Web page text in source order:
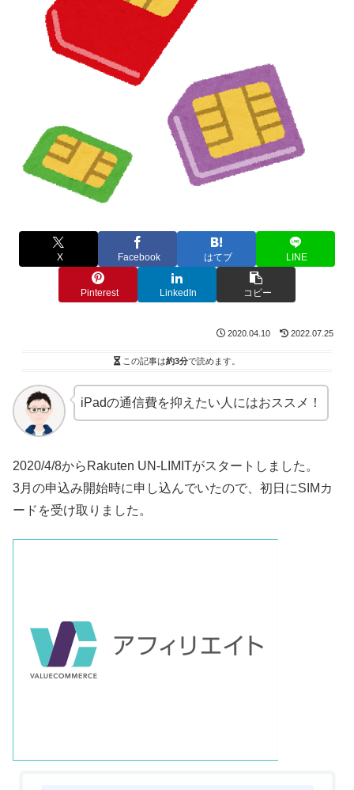
X Facebook はてブ LINE
Pinterest LinkedIn コピー
2020.04.10 2022.07.25
この記事は約3分で読めます。
iPadの通信費を抑えたい人にはおススメ！
2020/4/8からRakuten UN-LIMITがスタートしました。
3月の申込み開始時に申し込んでいたので、初日にSIMカ
ードを受け取りました。